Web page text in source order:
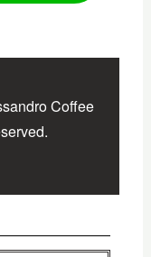
Coffee